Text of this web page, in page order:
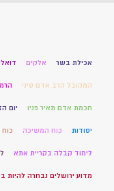
אכילת בשר אלקים
המקובל הרב אדם סיני
חכמת אדם תאיר פניו יום
יסודות כוח המשיכה
לימוד קבלה בקריית אתא
מדוע ירושלים נבחרה להיות